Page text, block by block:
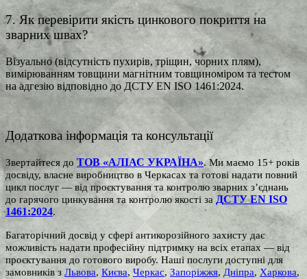
7. Як перевірити якість цинкового покриття на
зварних швах?
Візуально (відсутність пухирів, тріщин, чорних плям),
вимірюванням товщини магнітним товщиноміром та тестом
на адгезію відповідно до ДСТУ EN ISO 1461:2024.
Додаткова інформація та консультації
Звертайтеся до ТОВ «АЛІАС УКРАЇНА». Ми маємо 15+ років
досвіду, власне виробництво в Черкасах та готові надати повний
цикл послуг — від проєктування та контролю зварних з’єднань
до гарячого цинкування та контролю якості за ДСТУ EN ISO
1461:2024.
Багаторічний досвід у сфері антикорозійного захисту дає
можливість надати професійну підтримку на всіх етапах — від
проєктування до готового виробу. Наші послуги доступні для
замовників з Львова, Києва, Черкас, Запоріжжя, Дніпра, Харкова,